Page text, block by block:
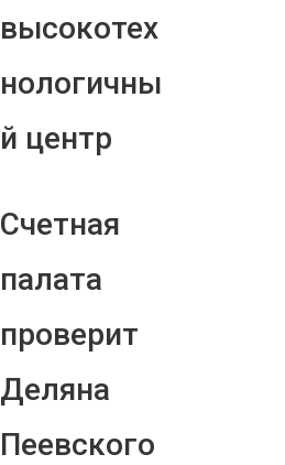
высокотех
нологичны
й центр
Счетная
палата
проверит
Деляна
Пеевского